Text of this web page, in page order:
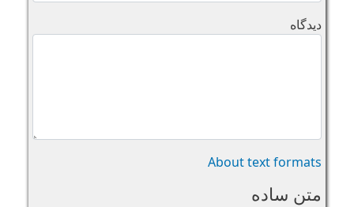
دیدگاه
About text formats
متن ساده